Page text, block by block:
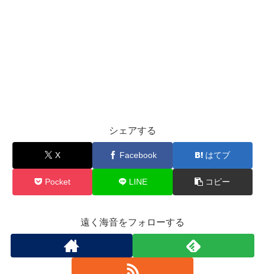
シェアする
X Facebook はてブ
Pocket LINE コピー
遠く海音をフォローする